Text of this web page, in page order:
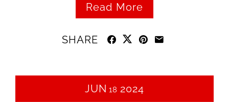
Read More
SHARE
JUN 18 2024